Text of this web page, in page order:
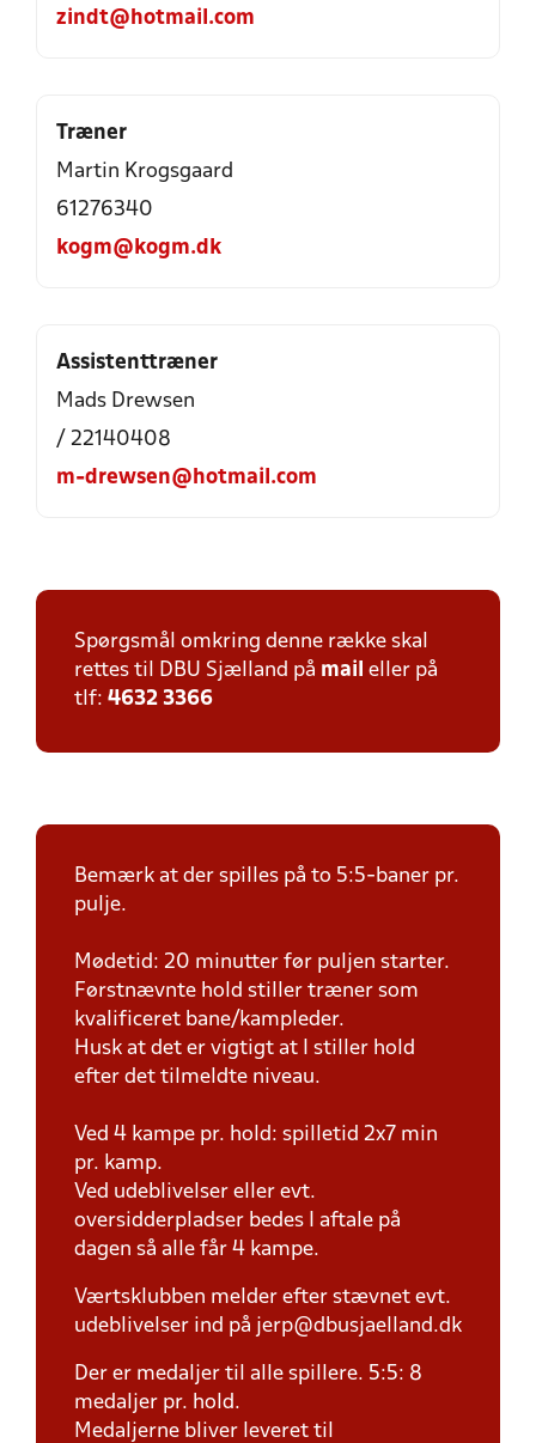
zindt@hotmail.com
Træner
Martin Krogsgaard
61276340
kogm@kogm.dk
Assistenttræner
Mads Drewsen
/ 22140408
m-drewsen@hotmail.com
Spørgsmål omkring denne række skal
rettes til DBU Sjælland på mail eller på
tlf: 4632 3366
Bemærk at der spilles på to 5:5-baner pr.
pulje.
Mødetid: 20 minutter før puljen starter.
Førstnævnte hold stiller træner som
kvalificeret bane/kampleder.
Husk at det er vigtigt at I stiller hold
efter det tilmeldte niveau.
Ved 4 kampe pr. hold: spilletid 2x7 min
pr. kamp.
Ved udeblivelser eller evt.
oversidderpladser bedes I aftale på
dagen så alle får 4 kampe.
Værtsklubben melder efter stævnet evt.
udeblivelser ind på jerp@dbusjaelland.dk
Der er medaljer til alle spillere. 5:5: 8
medaljer pr. hold.
Medaljerne bliver leveret til